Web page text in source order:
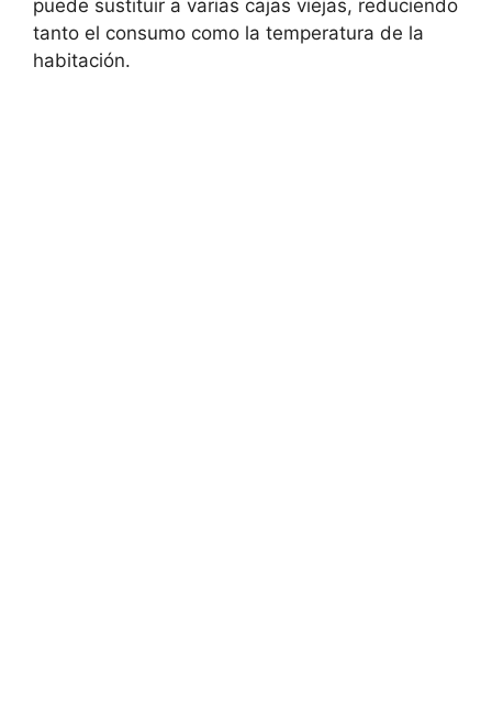
puede sustituir a varias cajas viejas, reduciendo
tanto el consumo como la temperatura de la
habitación.